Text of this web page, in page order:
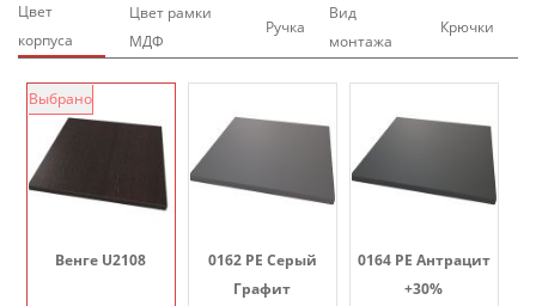
Цвет
корпуса
Цвет рамки
МДФ
Ручка
Вид
монтажа
Крючки
Венге U2108
Выбрано
0162 PE Серый
Графит
0164 PE Антрацит
+30%